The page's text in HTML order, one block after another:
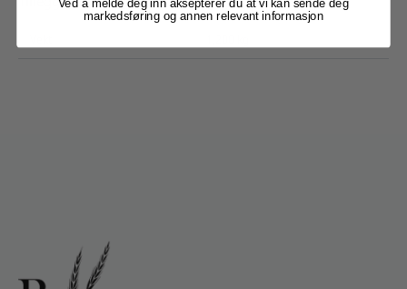
Ved å melde deg inn aksepterer du at vi kan sende deg
markedsføring og annen relevant informasjon